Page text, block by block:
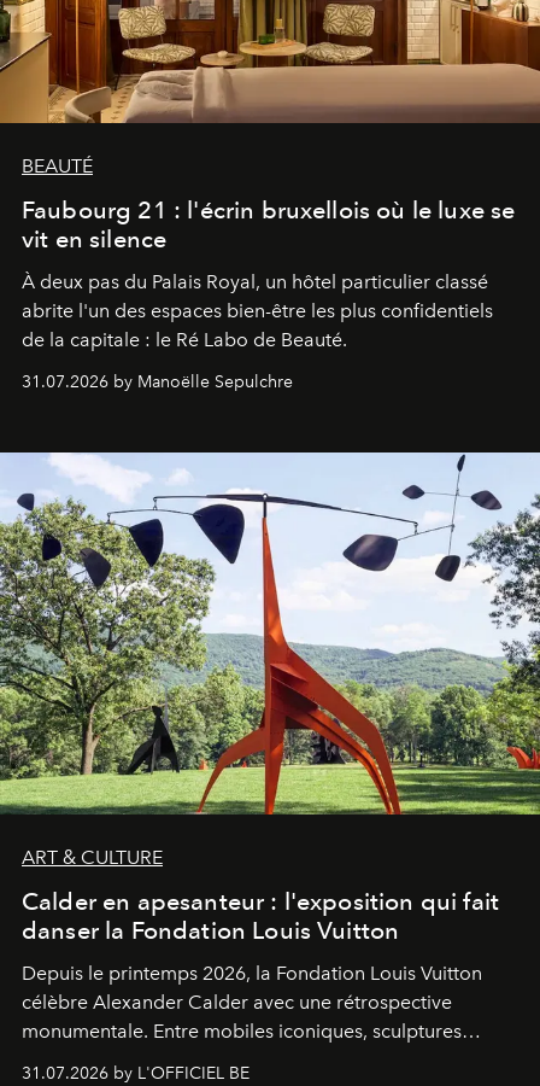
BEAUTÉ
Faubourg 21 : l'écrin bruxellois où le luxe se
vit en silence
À deux pas du Palais Royal, un hôtel particulier classé
abrite l'un des espaces bien-être les plus confidentiels
de la capitale : le Ré Labo de Beauté.
31.07.2026 by Manoëlle Sepulchre
ART & CULTURE
Calder en apesanteur : l'exposition qui fait
danser la Fondation Louis Vuitton
Depuis le printemps 2026, la Fondation Louis Vuitton
célèbre Alexander Calder avec une rétrospective
monumentale. Entre mobiles iconiques, sculptures
31.07.2026 by L'OFFICIEL BE